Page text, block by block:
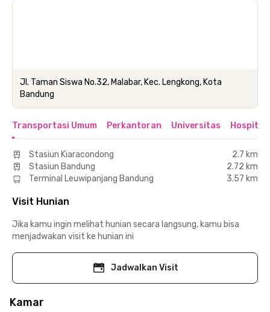
Jl. Taman Siswa No.32, Malabar, Kec. Lengkong, Kota
Bandung
Transportasi Umum Perkantoran Universitas Hospital
Stasiun Kiaracondong
2.7 km
Stasiun Bandung
2.72 km
Terminal Leuwipanjang Bandung
3.57 km
Visit Hunian
Jika kamu ingin melihat hunian secara langsung, kamu bisa
menjadwakan visit ke hunian ini
Jadwalkan Visit
Kamar